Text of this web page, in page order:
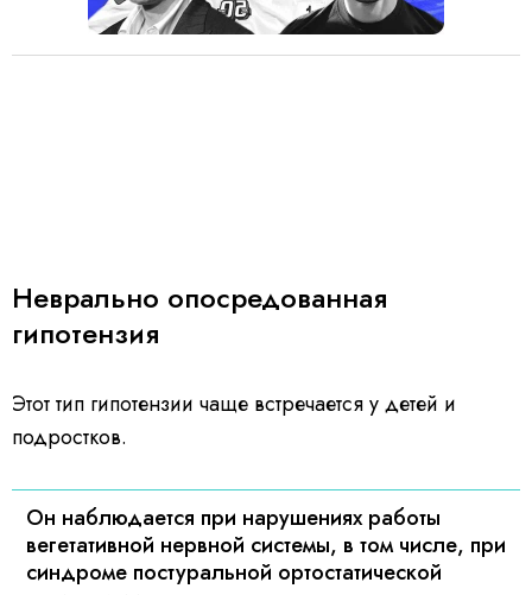
Неврально опосредованная
гипотензия
Этот тип гипотензии чаще встречается у детей и
подростков.
Он наблюдается при нарушениях работы
вегетативной нервной системы, в том числе, при
синдроме постуральной ортостатической